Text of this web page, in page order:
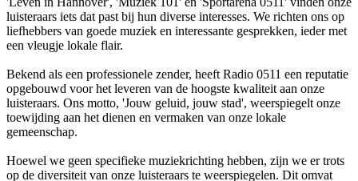
luisteraars iets dat past bij hun diverse interesses. We richten ons op
liefhebbers van goede muziek en interessante gesprekken, ieder met
een vleugje lokale flair.
Bekend als een professionele zender, heeft Radio 0511 een reputatie
opgebouwd voor het leveren van de hoogste kwaliteit aan onze
luisteraars. Ons motto, 'Jouw geluid, jouw stad', weerspiegelt onze
toewijding aan het dienen en vermaken van onze lokale
gemeenschap.
Hoewel we geen specifieke muziekrichting hebben, zijn we er trots
op de diversiteit van onze luisteraars te weerspiegelen. Dit omvat